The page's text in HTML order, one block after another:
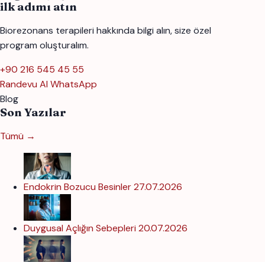
ilk adımı atın
Biorezonans terapileri hakkında bilgi alın, size özel
program oluşturalım.
+90 216 545 45 55
Randevu Al WhatsApp
Blog
Son Yazılar
Tümü →
Endokrin Bozucu Besinler27.07.2026
Duygusal Açlığın Sebepleri 20.07.2026